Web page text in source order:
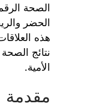
الصحة
الحضر
هذه
نتائج
الأمية.
مقدمة